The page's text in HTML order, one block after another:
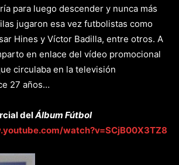
para luego descender y nunca más
jugaron esa vez futbolistas como
Hines y Víctor Badilla, entre otros. A
en enlace del vídeo promocional
circulaba en la televisión
27 años…
delÁlbum Fútbol
watch?v=SCjB00X3TZ8